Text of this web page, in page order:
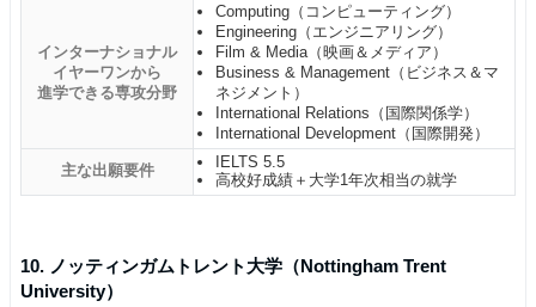
インターナショナル
イヤーワンから
進学できる専攻分野
Computing（コンピューティング）
Engineering（エンジニアリング）
Film & Media（映画＆メディア）
Business & Management（ビジネス＆マ
ネジメント）
International Relations（国際関係学）
International Development（国際開発）
主な出願要件
IELTS 5.5
高校好成績＋大学1年次相当の就学
10. ノッティンガムトレント大学（Nottingham Trent
University）